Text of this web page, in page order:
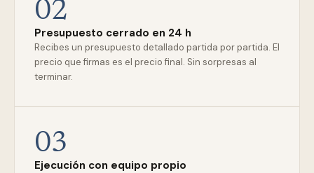
02
Presupuesto cerrado en 24 h
Recibes un presupuesto detallado partida por partida. El
precio que firmas es el precio final. Sin sorpresas al
terminar.
03
Ejecución con equipo propio